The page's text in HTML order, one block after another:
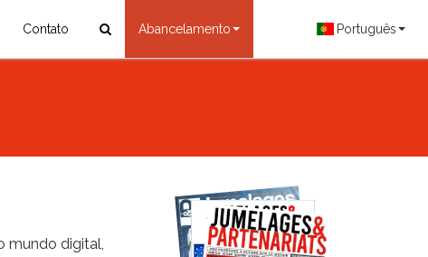
Contato Abancelamento Português
mundo digital,